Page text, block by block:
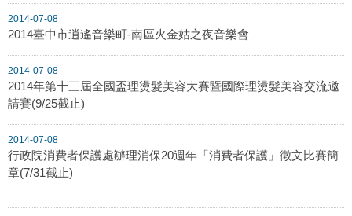
2014-07-08
2014臺中市逍遙音樂町-南區火金姑之夜音樂會
2014-07-08
2014年第十三屆全國盃理燙髮美容大賽暨國際理燙髮美容交流邀
請賽(9/25截止)
2014-07-08
行政院消費者保護處辦理消保20週年「消費者保護」徵文比賽簡
章(7/31截止)